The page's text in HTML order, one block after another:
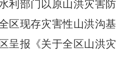
利部门以原山洪灾害防
区现存灾害性山洪沟基
呈报《关于全区山洪灾